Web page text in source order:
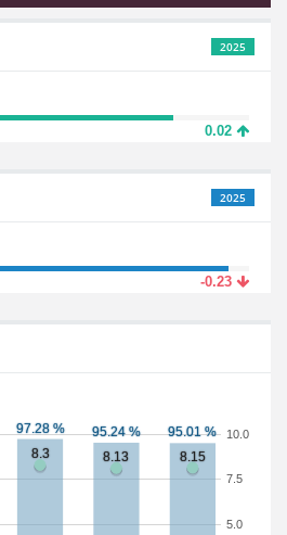
2025
0.02
2025
-0.23
5.0
7.5
10.0